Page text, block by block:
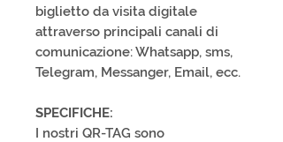
biglietto da visita digitale
attraverso principali canali di
comunicazione: Whatsapp, sms,
Telegram, Messanger, Email, ecc.
SPECIFICHE:
I nostri QR-TAG sono